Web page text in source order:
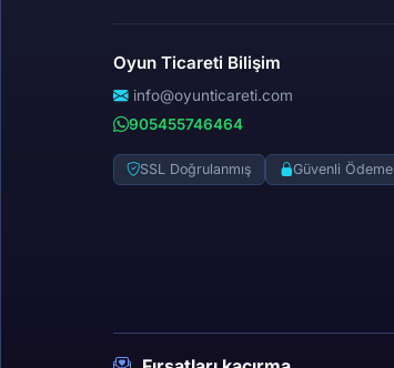
Oyun Ticareti Bilişim
info@oyunticareti.com
905455746464
SSL Doğrulanmış Güvenli Ödeme